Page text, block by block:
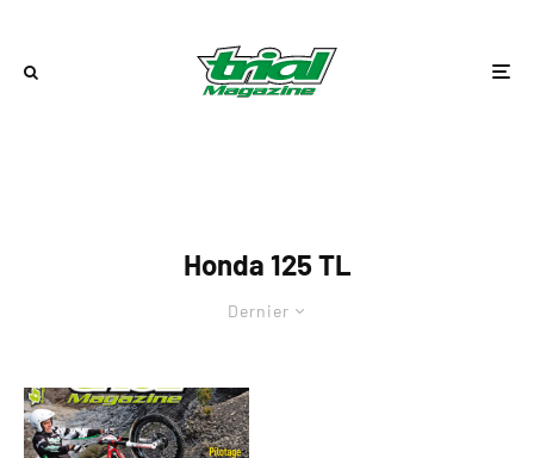
Honda 125 TL
Dernier